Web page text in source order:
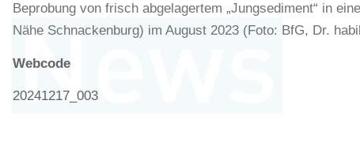
Beprobung von frisch abgelagertem „Jungsediment“ in
Nähe Schnackenburg) im August 2023 (Foto: BfG, Dr.
Webcode
20241217_003